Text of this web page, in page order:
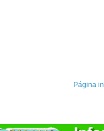
Página